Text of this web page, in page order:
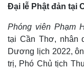
Đại lễ Phật đản tại
Phóng viên Phạm
tại Cần Thơ, nhân
Dương lịch 2022,
trị, Phó Chủ tịch